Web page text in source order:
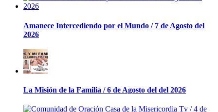
Amanece Intercediendo por el Mundo / 7 de Agosto del
2026
La Misión de la Familia / 6 de Agosto del del 2026